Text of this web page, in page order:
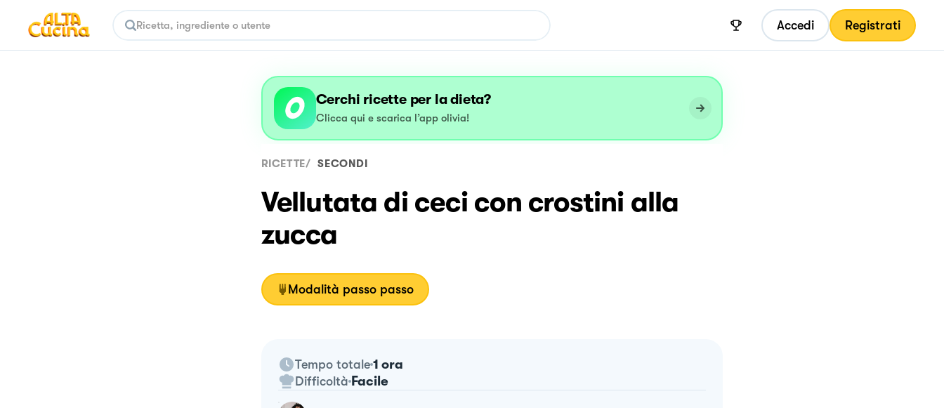
Accedi Registrati
Cerchi ricette per la dieta?
Clicca qui e scarica l’app olivia!
RICETTE/ SECONDI
Vellutata di ceci con crostini alla
zucca
Modalità passo passo
Tempo totale 1 ora
Difficoltà Facile